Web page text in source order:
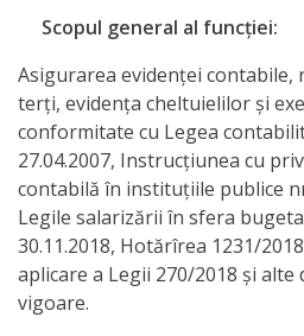
Invitații
de
participare
Planuri
de
achiziții
Scopul general al funcţiei:
Asigurarea evidenţei contabile,
terţi, evidenţa cheltuielilor şi
conformitate cu Legea
27.04.2007, Instrucţiunea cu
contabilă în instituţiile publice
Legile salarizării în sfera
30.11.2018, Hotărîrea 1231/
aplicare a Legii 270/2018 şi
vigoare.